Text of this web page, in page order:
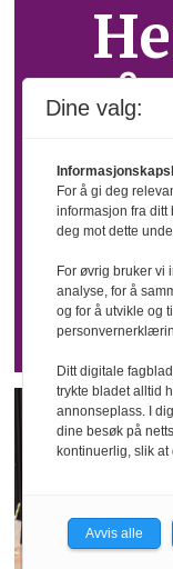
Nå kan du
akkurat
2005.
bladarkiv
Dine valg:
For å gi deg
informasjon fra ditt
deg mot dette
For øvrig bruker vi
analyse, for å
og for å utvikle og
Ditt digitale
trykte bladet alltid
annonseplass. I
dine besøk på
kontinuerlig, slik
Avvis alle